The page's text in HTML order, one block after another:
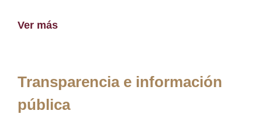
Ver más
Transparencia e información
pública